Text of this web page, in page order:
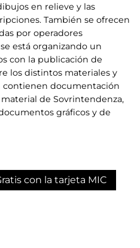
en relieve y las
También se ofrecen
por operadores
está organizando un
con la publicación de
los distintos materiales y
contienen documentación
de Sovrintendenza,
gráficos y de
con la tarjeta MIC